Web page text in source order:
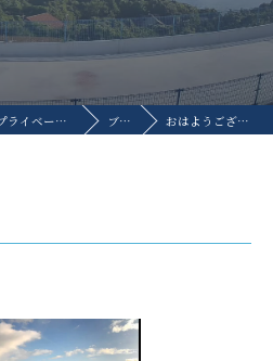
沖縄県今帰仁村のヴィラならプライベートプールヴィラ天羽 ブログ おはようございます。